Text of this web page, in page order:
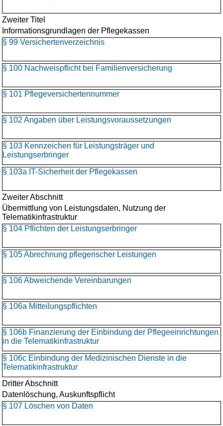
Zweiter Titel
Informationsgrundlagen der Pflegekassen
§ 99 Versichertenverzeichnis
§ 100 Nachweispflicht bei Familienversicherung
§ 101 Pflegeversichertennummer
§ 102 Angaben über Leistungsvoraussetzungen
§ 103 Kennzeichen für Leistungsträger und
Leistungserbringer
§ 103a IT-Sicherheit der Pflegekassen
Zweiter Abschnitt
Übermittlung von Leistungsdaten, Nutzung der
Telematikinfrastruktur
§ 104 Pflichten der Leistungserbringer
§ 105 Abrechnung pflegerischer Leistungen
§ 106 Abweichende Vereinbarungen
§ 106a Mitteilungspflichten
§ 106b Finanzierung der Einbindung der Pflegeeinrichtungen
in die Telematikinfrastruktur
§ 106c Einbindung der Medizinischen Dienste in die
Telematikinfrastruktur
Dritter Abschnitt
Datenlöschung, Auskunftspflicht
§ 107 Löschen von Daten